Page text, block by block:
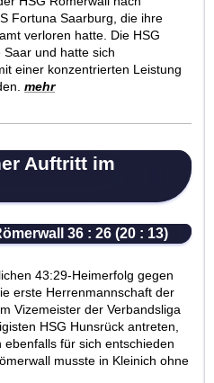
Fortuna Saarburg, die ihre
verloren hatte. Die HSG
und hatte sich
einer konzentrierten Leistung
mehr
Auftritt im
36 : 26 (20 : 13)
43:29-Heimerfolg gegen
erste Herrenmannschaft der
Vizemeister der Verbandsliga
HSG Hunsrück antreten,
für sich entschieden
musste in Kleinich ohne